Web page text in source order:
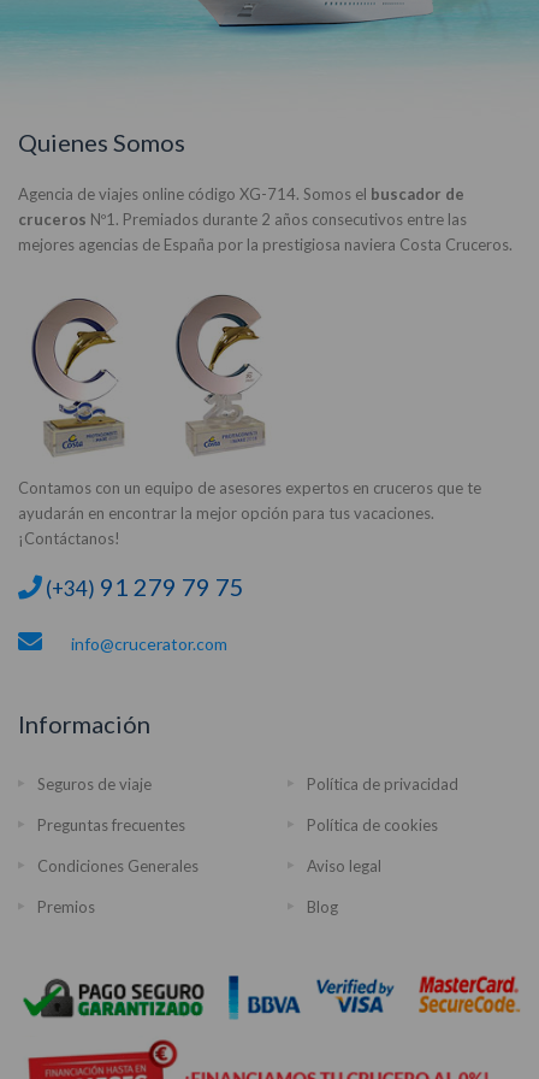
Quienes Somos
Agencia de viajes online código XG-714. Somos el buscador de
cruceros Nº1. Premiados durante 2 años consecutivos entre las
mejores agencias de España por la prestigiosa naviera Costa Cruceros.
Contamos con un equipo de asesores expertos en cruceros que te
ayudarán en encontrar la mejor opción para tus vacaciones.
¡Contáctanos!
(+34) 91 279 79 75
info@crucerator.com
Información
Seguros de viaje Política de privacidad
Preguntas frecuentes Política de cookies
Condiciones Generales Aviso legal
Premios Blog